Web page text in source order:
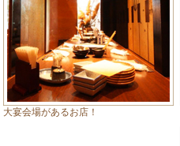
大宴会場があるお店！